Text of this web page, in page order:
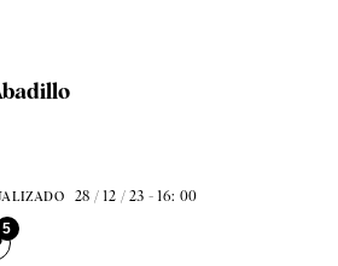
28 / 12 / 23 - 16: 00
5